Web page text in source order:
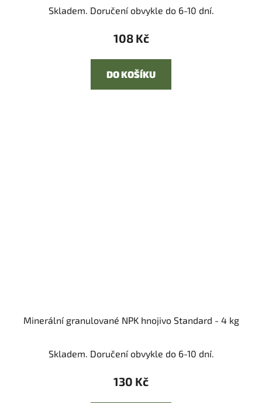
Skladem. Doručení obvykle do 6-10 dní.
108 Kč
DO KOŠÍKU
Minerální granulované NPK hnojivo Standard - 4 kg
Skladem. Doručení obvykle do 6-10 dní.
130 Kč